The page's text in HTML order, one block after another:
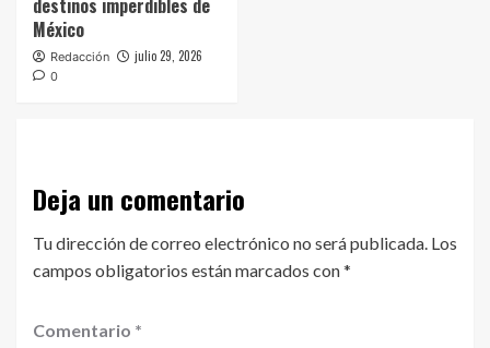
destinos imperdibles de
México
Redacción julio 29, 2026
0
Deja un comentario
Tu dirección de correo electrónico no será publicada. Los
campos obligatorios están marcados con*
Comentario *